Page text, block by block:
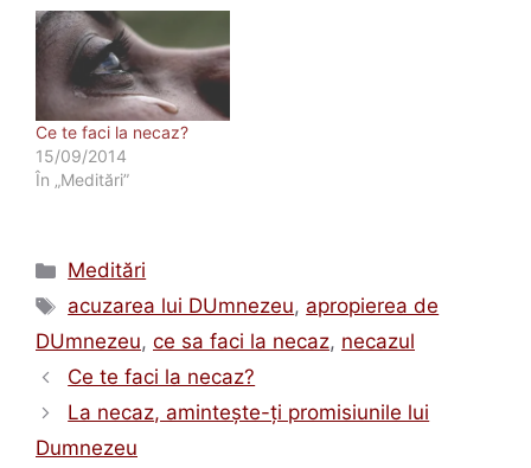
Ce te faci la necaz?
15/09/2014
În „Meditări”
Categorii
Meditări
Etichete
acuzarea lui DUmnezeu, apropierea de
DUmnezeu, ce sa faci la necaz, necazul
Ce te faci la necaz?
La necaz, aminteşte-ţi promisiunile lui
Dumnezeu